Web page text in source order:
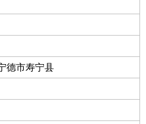
子弟学校
德市寿宁县